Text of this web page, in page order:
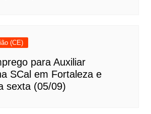
(CE)
para Auxiliar
SCal em Fortaleza e
sexta (05/09)